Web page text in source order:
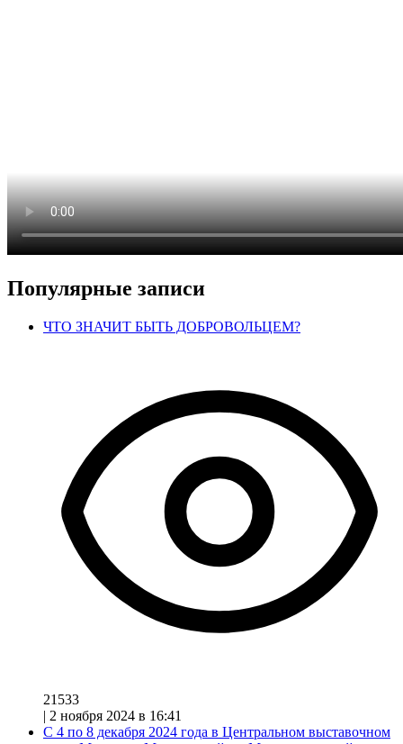
Популярные записи
ЧТО ЗНАЧИТ БЫТЬ ДОБРОВОЛЬЦЕМ?
21533
| 2 ноября 2024 в 16:41
С 4 по 8 декабря 2024 года в Центральном выставочном